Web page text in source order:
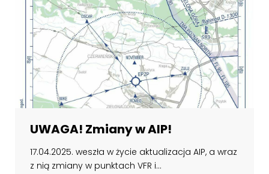
UWAGA! Zmiany w AIP!
17.04.2025. weszła w życie aktualizacja AIP, a wraz
z nią zmiany w punktach VFR i...